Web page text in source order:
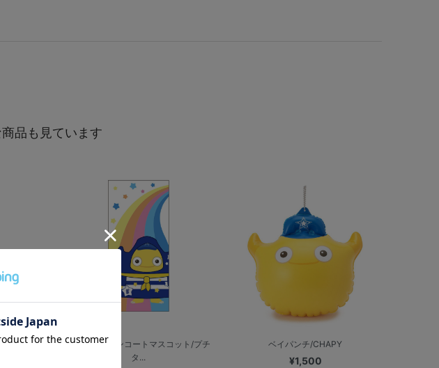
品も見ています
セーラーレインコートマスコット/プチ
タ...
ベイパンチ/CHAPY
¥1,500